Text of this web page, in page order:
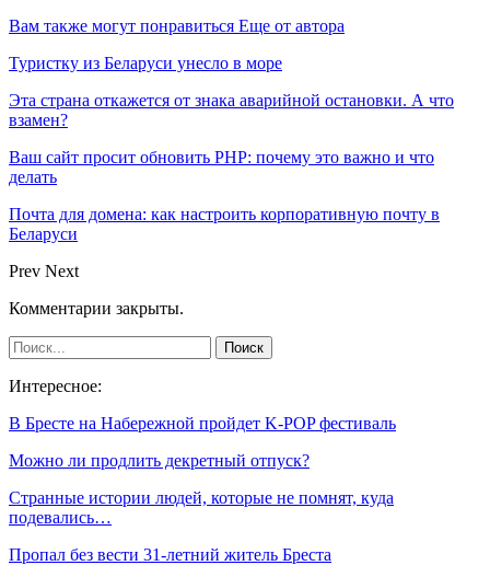
Вам также могут понравиться Еще от автора
Туристку из Беларуси унесло в море
Эта страна откажется от знака аварийной остановки. А что
взамен?
Ваш сайт просит обновить PHP: почему это важно и что
делать
Почта для домена: как настроить корпоративную почту в
Беларуси
Prev Next
Комментарии закрыты.
Интересное:
В Бресте на Набережной пройдет K-POP фестиваль
Можно ли продлить декретный отпуск?
Странные истории людей, которые не помнят, куда
подевались…
Пропал без вести 31-летний житель Бреста